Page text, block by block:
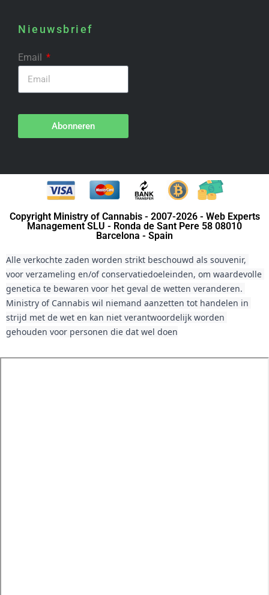
Nieuwsbrief
Email
Abonneren
Copyright Ministry of Cannabis - 2007-2026 - Web Experts
Management SLU - Ronda de Sant Pere 58 08010
Barcelona - Spain
Alle verkochte zaden worden strikt beschouwd als souvenir,
voor verzameling en/of conservatiedoeleinden, om waardevolle
genetica te bewaren voor het geval de wetten veranderen.
Ministry of Cannabis wil niemand aanzetten tot handelen in
strijd met de wet en kan niet verantwoordelijk worden
gehouden voor personen die dat wel doen